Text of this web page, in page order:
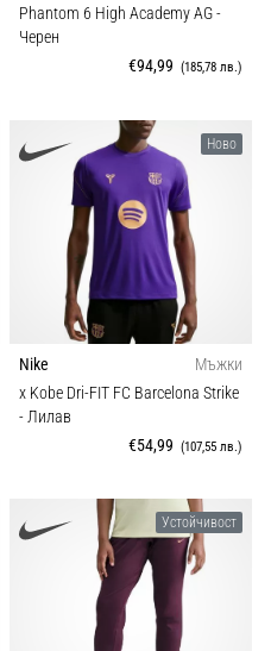
Phantom 6 High Academy AG-
Черен
€94,99 (185,78 лв.)
Ново
Nike
Мъжки
x Kobe Dri-FIT FC Barcelona Strike
- Лилав
€54,99 (107,55 лв.)
Устойчивост